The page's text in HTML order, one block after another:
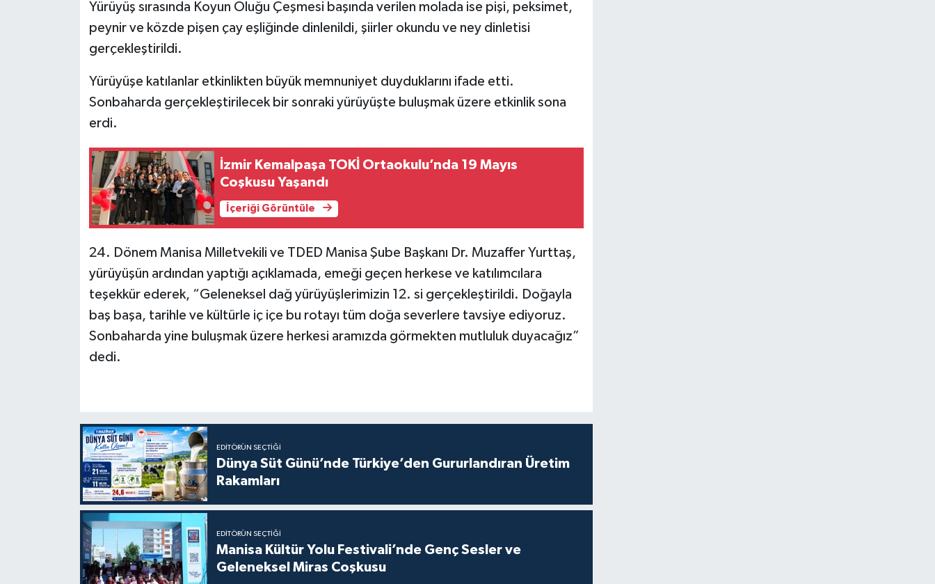
Yürüyüş sırasında Koyun Oluğu Çeşmesi başında verilen molada ise pişi, peksimet,
peynir ve közde pişen çay eşliğinde dinlenildi, şiirler okundu ve ney dinletisi
gerçekleştirildi.
Yürüyüşe katılanlar etkinlikten büyük memnuniyet duyduklarını ifade etti.
Sonbaharda gerçekleştirilecek bir sonraki yürüyüşte buluşmak üzere etkinlik sona
erdi.
İzmir Kemalpaşa TOKİ Ortaokulu’nda 19 Mayıs
Coşkusu Yaşandı
İçeriği Görüntüle
24. Dönem Manisa Milletvekili ve TDED Manisa Şube Başkanı Dr. Muzaffer Yurttaş,
yürüyüşün ardından yaptığı açıklamada, emeği geçen herkese ve katılımcılara
teşekkür ederek, “Geleneksel dağ yürüyüşlerimizin 12. si gerçekleştirildi. Doğayla
baş başa, tarihle ve kültürle iç içe bu rotayı tüm doğa severlere tavsiye ediyoruz.
Sonbaharda yine buluşmak üzere herkesi aramızda görmekten mutluluk duyacağız”
dedi.
EDITÖRÜN SEÇTIĞI
Dünya Süt Günü’nde Türkiye’den Gururlandıran Üretim
Rakamları
EDITÖRÜN SEÇTIĞI
Manisa Kültür Yolu Festivali’nde Genç Sesler ve
Geleneksel Miras Coşkusu